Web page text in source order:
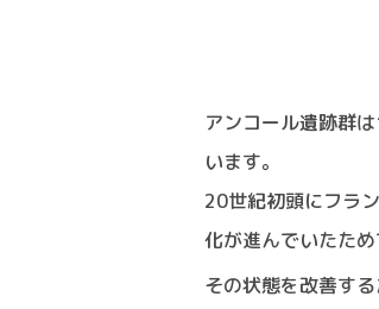
アンコール遺跡群
います。
20世紀初頭にフラ
化が進んでいたため
その状態を改善す